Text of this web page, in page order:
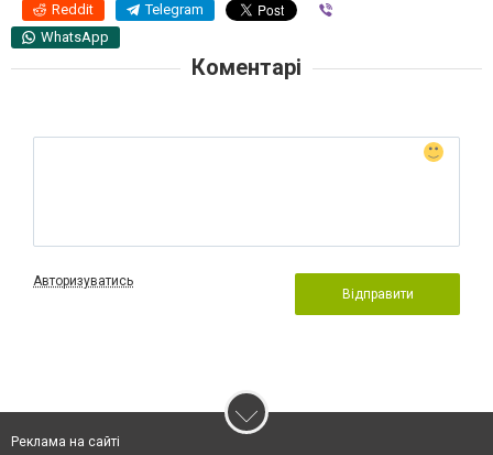
Reddit Telegram
WhatsApp
Коментарі
Авторизуватись
Відправити
Реклама на сайті